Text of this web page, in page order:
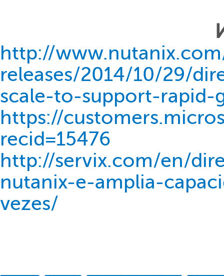
http://
releases/2014/10/29/
scale-to-support-rapid-
https://
recid=15476
http://servix.com/en/
nutanix-e-amplia-
vezes/